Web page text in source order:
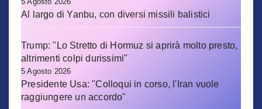
Al largo di Yanbu, con diversi missili balistici
Trump: "Lo Stretto di Hormuz si aprirà molto presto,
altrimenti colpi durissimi"
5 Agosto 2026
Presidente Usa: "Colloqui in corso, l'Iran vuole
raggiungere un accordo"